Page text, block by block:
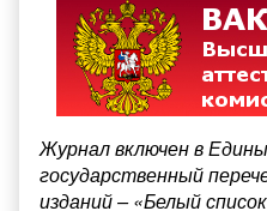
Журнал включен в
государственный
изданий – «Белый